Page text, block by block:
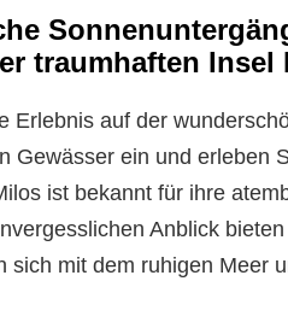
traumhaften Insel
Erlebnis auf der
Gewässer ein und erleben
ist bekannt für ihre
Anblick
mit dem ruhigen Meer